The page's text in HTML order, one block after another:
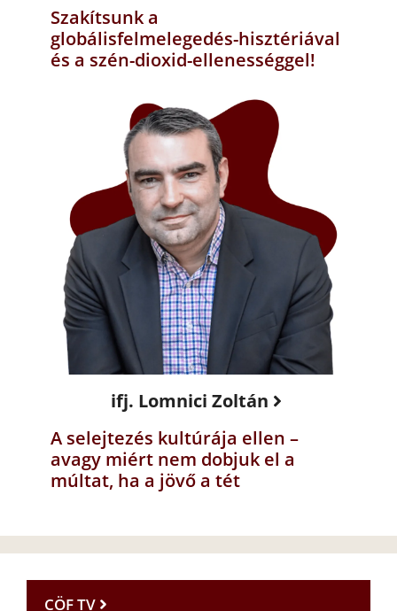
Szakítsunk a
globálisfelmelegedés-hisztériával
és a szén-dioxid-ellenességgel!
ifj. Lomnici Zoltán
A selejtezés kultúrája ellen –
avagy miért nem dobjuk el a
múltat, ha a jövő a tét
CÖF TV